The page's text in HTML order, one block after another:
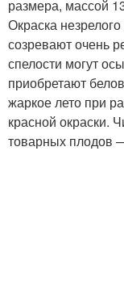
размера, массой
Окраска
созревают очень
спелости могут
приобретают
жаркое лето при
красной окраски.
товарных плодов